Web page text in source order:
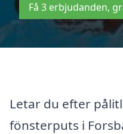
Få 3 erbjudanden,
Letar du efter
fönsterputs i